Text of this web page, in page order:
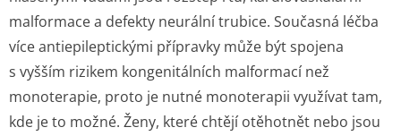
malformace a defekty neurální trubice. Současná léčba
více antiepileptickými přípravky může být spojena
s vyšším rizikem kongenitálních malformací než
monoterapie, proto je nutné monoterapii využívat tam,
kde je to možné. Ženy, které chtějí otěhotnět nebo jsou